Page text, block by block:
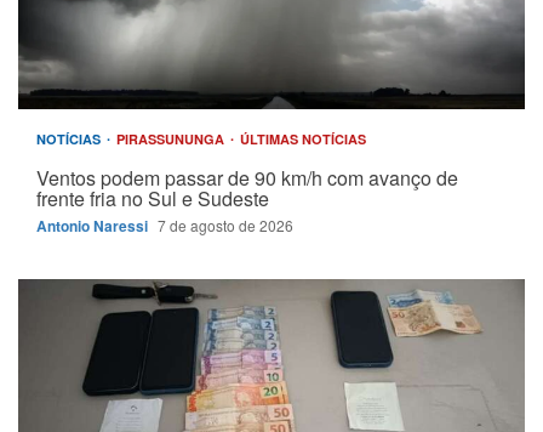
NOTÍCIAS PIRASSUNUNGA ÚLTIMAS NOTÍCIAS
Ventos podem passar de 90 km/h com avanço de
frente fria no Sul e Sudeste
Antonio Naressi 7 de agosto de 2026